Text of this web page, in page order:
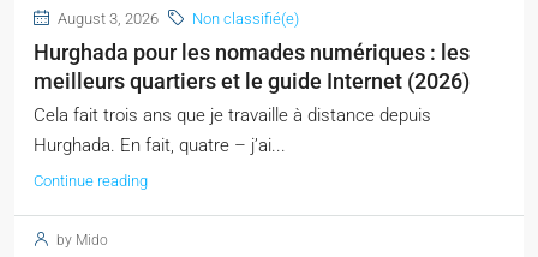
August 3, 2026 Non classifié(e)
Hurghada pour les nomades numériques : les
meilleurs quartiers et le guide Internet (2026)
Cela fait trois ans que je travaille à distance depuis
Hurghada. En fait, quatre – j’ai...
Continue reading
by Mido